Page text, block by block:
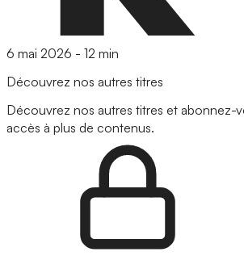
6 mai 2026 - 12 min
Découvrez nos autres titres
Découvrez nos autres titres et abonnez-
accès à plus de contenus.